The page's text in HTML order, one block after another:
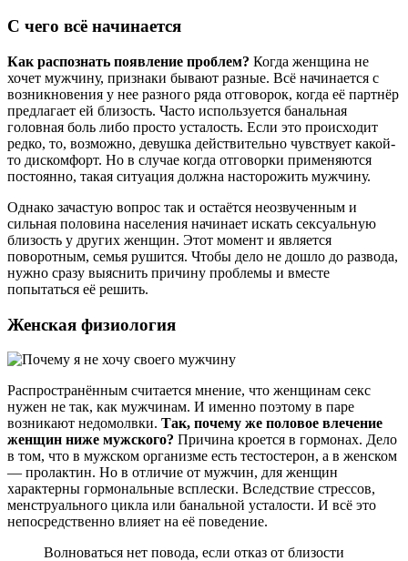
С чего всё начинается
Как распознать появление проблем? Когда женщина не
хочет мужчину, признаки бывают разные. Всё начинается с
возникновения у нее разного ряда отговорок, когда её партнёр
предлагает ей близость. Часто используется банальная
головная боль либо просто усталость. Если это происходит
редко, то, возможно, девушка действительно чувствует какой-
то дискомфорт. Но в случае когда отговорки применяются
постоянно, такая ситуация должна насторожить мужчину.
Однако зачастую вопрос так и остаётся неозвученным и
сильная половина населения начинает искать сексуальную
близость у других женщин. Этот момент и является
поворотным, семья рушится. Чтобы дело не дошло до развода,
нужно сразу выяснить причину проблемы и вместе
попытаться её решить.
Женская физиология
Распространённым считается мнение, что женщинам секс
нужен не так, как мужчинам. И именно поэтому в паре
возникают недомолвки. Так, почему же половое влечение
женщин ниже мужского? Причина кроется в гормонах. Дело
в том, что в мужском организме есть тестостерон, а в женском
— пролактин. Но в отличие от мужчин, для женщин
характерны гормональные всплески. Вследствие стрессов,
менструального цикла или банальной усталости. И всё это
непосредственно влияет на её поведение.
Волноваться нет повода, если отказ от близости